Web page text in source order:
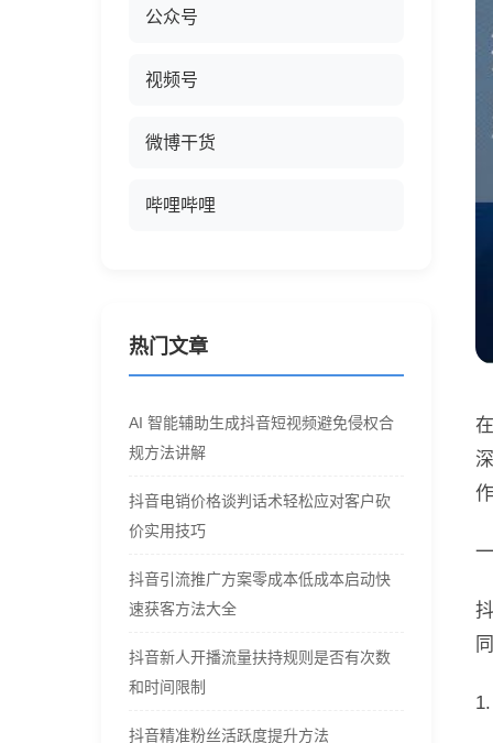
公众号
视频号
微博干货
哔哩哔哩
热门文章
AI 智能辅助生成抖音短视频避免侵权合
规方法讲解
抖音电销价格谈判话术轻松应对客户砍
价实用技巧
抖音引流推广方案零成本低成本启动快
速获客方法大全
抖音新人开播流量扶持规则是否有次数
和时间限制
抖音精准粉丝活跃度提升方法